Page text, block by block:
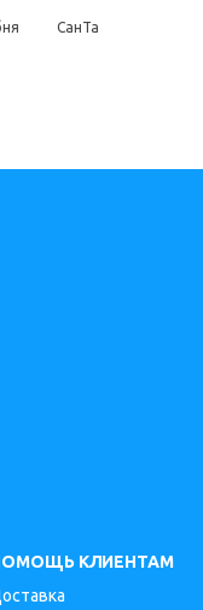
СанТа
КЛИЕНТАМ